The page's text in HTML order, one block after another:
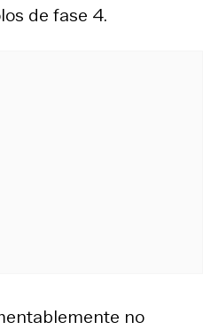
de fase 4.
no